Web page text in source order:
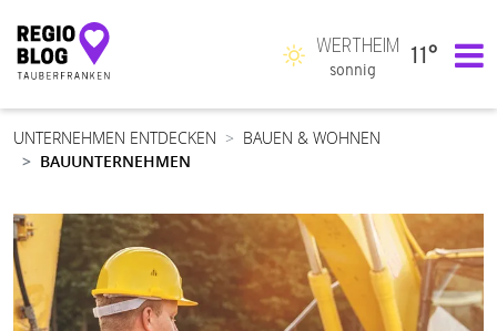
Hauptnavigation
WERTHEIM
sonnig
11°
UNTERNEHMEN ENTDECKEN
BAUEN & WOHNEN
BAUUNTERNEHMEN